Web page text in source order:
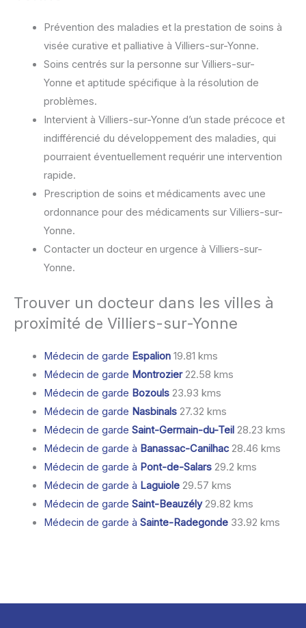
Prévention des maladies et la prestation de soins à
visée curative et palliative à Villiers-sur-Yonne.
Soins centrés sur la personne sur Villiers-sur-
Yonne et aptitude spécifique à la résolution de
problèmes.
Intervient à Villiers-sur-Yonne d’un stade précoce et
indifférencié du développement des maladies, qui
pourraient éventuellement requérir une intervention
rapide.
Prescription de soins et médicaments avec une
ordonnance pour des médicaments sur Villiers-sur-
Yonne.
Contacter un docteur en urgence à Villiers-sur-
Yonne.
Trouver un docteur dans les villes à
proximité de Villiers-sur-Yonne
Médecin de garde Espalion19.81 kms
Médecin de garde Montrozier22.58 kms
Médecin de garde Bozouls23.93 kms
Médecin de garde Nasbinals27.32 kms
Médecin de garde Saint-Germain-du-Teil28.23 kms
Médecin de garde à Banassac-Canilhac28.46 kms
Médecin de garde à Pont-de-Salars29.2 kms
Médecin de garde à Laguiole29.57 kms
Médecin de garde Saint-Beauzély29.82 kms
Médecin de garde à Sainte-Radegonde33.92 kms